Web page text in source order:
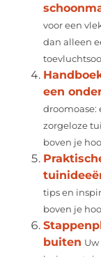
voor een
dan alleen
een
droomoase:
zorgeloze
boven je
tips en
boven je
buiten